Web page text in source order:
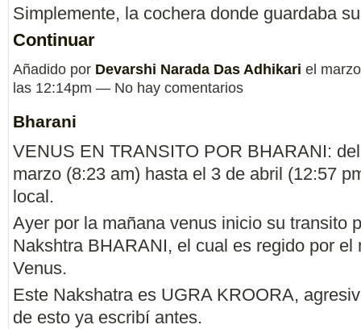
Simplemente, la cochera donde guardaba
Continuar
Añadido por Devarshi Narada Das Adhikari el
las 12:14pm — No hay comentarios
Bharani
VENUS EN TRANSITO POR BHARANI:
marzo (8:23 am) hasta el 3 de abril (12:57
local.
Ayer por la mañana venus inicio su transito
Nakshtra BHARANI, el cual es regido por el
Venus.
Este Nakshatra es UGRA KROORA,
de esto ya escribí antes.